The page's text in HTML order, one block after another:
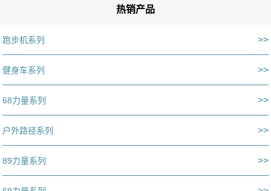
热销产品
跑步机系列 >>
健身车系列 >>
68力量系列 >>
户外路径系列 >>
89力量系列 >>